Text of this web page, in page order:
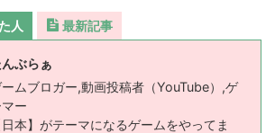
人 最新記事
ぶらぁ
ムブロガー,動画投稿者（YouTube）,ゲ
ー
日本】がテーマになるゲームをやってま